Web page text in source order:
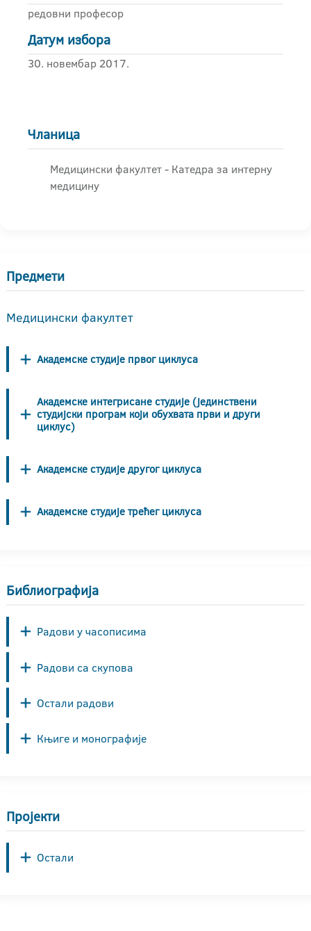
редовни професор
Датум избора
30. новембар 2017.
Чланица
Медицински факултет - Катедра за интерну
медицину
Предмети
Медицински факултет
Академске студије првог циклуса
Академске интегрисане студије (јединствени
студијски програм који обухвата први и други
циклус)
Академске студије другог циклуса
Академске студије трећег циклуса
Библиографија
Радови у часописима
Радови са скупова
Остали радови
Књиге и монографије
Пројекти
Остали